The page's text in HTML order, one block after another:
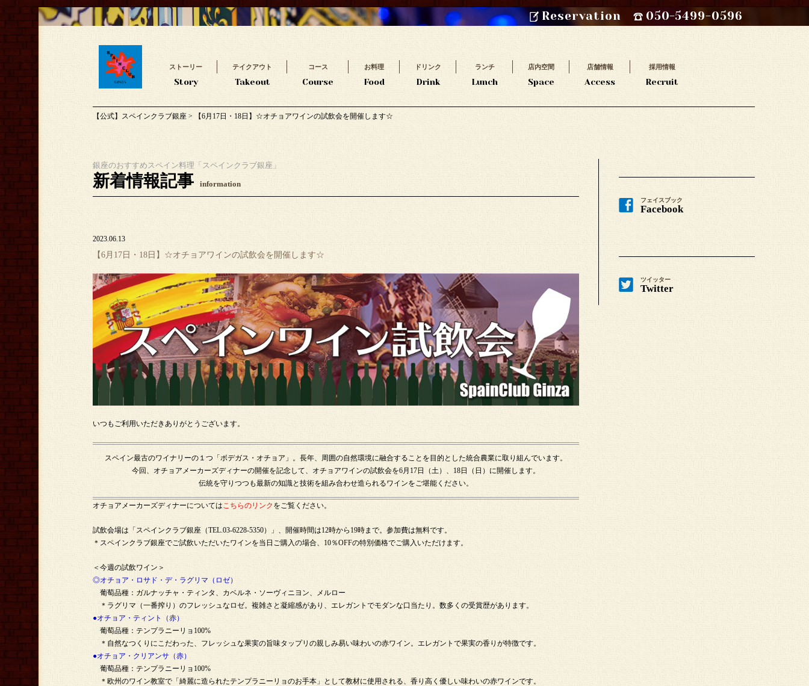
Reservation 050-5499-0596
ストーリー
Story
テイクアウト
Takeout
コース
Course
お料理
Food
ドリンク
Drink
ランチ
Lunch
店内空間
Space
店舗情報
Access
採用情報
Recruit
【公式】スペインクラブ銀座 > 【6月17日・18日】☆オチョアワインの試飲会を開催します☆
銀座のおすすめスペイン料理「スペインクラブ銀座」
新着情報記事 information
2023.06.13
【6月17日・18日】☆オチョアワインの試飲会を開催します☆
いつもご利用いただきありがとうございます。
スペイン最古のワイナリーの１つ「ボデガス・オチョア」。長年、周囲の自然環境に融合することを目的とした統合農業に取り組んでいます。
今回、オチョアメーカーズディナーの開催を記念して、オチョアワインの試飲会を6月17日（土）、18日（日）に開催します。
伝統を守りつつも最新の知識と技術を組み合わせ造られるワインをご堪能ください。
オチョアメーカーズディナーについてはこちらのリンク をご覧ください。
試飲会場は「スペインクラブ銀座（TEL.03-6228-5350）」、開催時間は12時から19時まで。参加費は無料です。
＊スペインクラブ銀座でご試飲いただいたワインを当日ご購入の場合、10％OFFの特別価格でご購入いただけます。
＜今週の試飲ワイン＞
◎オチョア・ロサド・デ・ラグリマ（ロゼ）
葡萄品種：ガルナッチャ・ティンタ、カベルネ・ソーヴィニヨン、メルロー
＊ラグリマ（一番搾り）のフレッシュなロゼ。複雑さと凝縮感があり、エレガントでモダンな口当たり。数多くの受賞歴があります。
●オチョア・ティント（赤）
葡萄品種：テンプラニーリョ100%
＊自然なつくりにこだわった、フレッシュな果実の旨味タップリの親しみ易い味わいの赤ワイン。エレガントで果実の香りが特徴です。
●オチョア・クリアンサ（赤）
葡萄品種：テンプラニーリョ100%
＊欧州のワイン教室で「綺麗に造られたテンプラニーリョのお手本」として教材に使用される、香り高く優しい味わいの赤ワインです。
フェイスブック
Facebook
ツイッター
Twitter